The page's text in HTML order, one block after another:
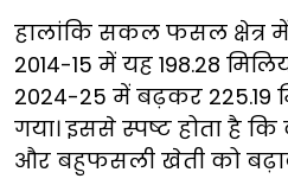
हालांकि सकल फसल क्षेत्र में
2014-15 में यह 198.28
2024-25 में बढ़कर 225.19
गया। इससे स्पष्ट होता है
और बहुफसली खेती को